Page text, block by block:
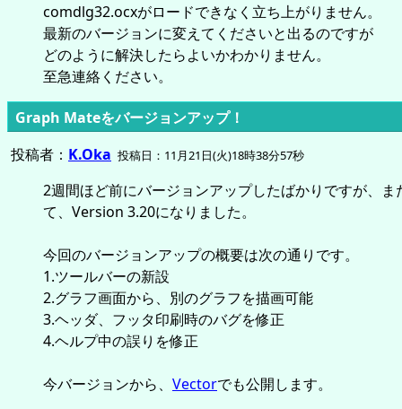
comdlg32.ocxがロードできなく立ち上がりません。
最新のバージョンに変えてくださいと出るのですが
どのように解決したらよいかわかりません。
至急連絡ください。
Graph Mateをバージョンアップ！
投稿者： K.Oka 投稿日：11月21日(火)18時38分57秒
2週間ほど前にバージョンアップしたばかりですが、ま
て、Version 3.20になりました。
今回のバージョンアップの概要は次の通りです。
1.ツールバーの新設
2.グラフ画面から、別のグラフを描画可能
3.ヘッダ、フッタ印刷時のバグを修正
4.ヘルプ中の誤りを修正
今バージョンから、 Vectorでも公開します。